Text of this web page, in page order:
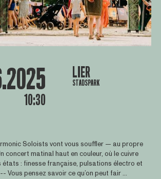
10:30
LIER
STADSPARK
Soloists vont vous souffler — au propre
concert matinal haut en couleur, où le cuivre
états : finesse française, pulsations électro et
Vous pensez savoir ce qu’on peut fair ...